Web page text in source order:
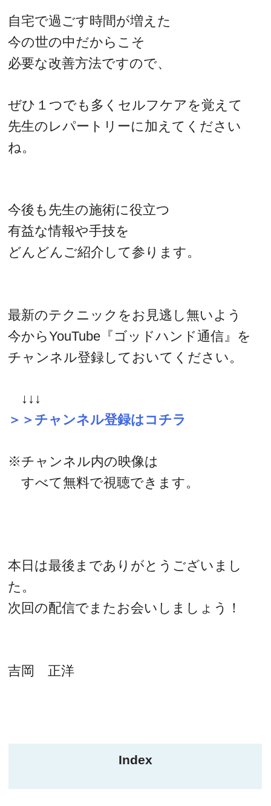
自宅で過ごす時間が増えた
今の世の中だからこそ
必要な改善方法ですので、
ぜひ１つでも多くセルフケアを覚えて
先生のレパートリーに加えてください
ね。
今後も先生の施術に役立つ
有益な情報や手技を
どんどんご紹介して参ります。
最新のテクニックをお見逃し無いよう
今からYouTube『ゴッドハンド通信』を
チャンネル登録しておいてください。
↓↓↓
＞＞チャンネル登録はコチラ
※チャンネル内の映像は
すべて無料で視聴できます。
本日は最後までありがとうございまし
た。
次回の配信でまたお会いしましょう！
吉岡 正洋
Index